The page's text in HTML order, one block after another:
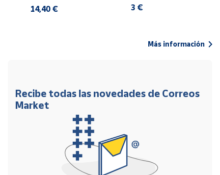
14,40 € 3 €
Más información
Recibe todas las novedades de Correos
Market